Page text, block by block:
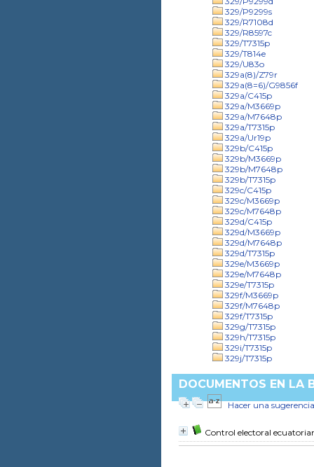
329/P9299s
329/R7108d
329/R8597c
329/T7315p
329/T814e
329/U83o
329a(8)/Z79r
329a(8=6)/G9856f
329a/C415p
329a/M3669p
329a/M7648p
329a/T7315p
329a/Ur19p
329b/C415p
329b/M3669p
329b/M7648p
329b/T7315p
329c/C415p
329c/M3669p
329c/M7648p
329d/C415p
329d/M3669p
329d/M7648p
329d/T7315p
329e/M3669p
329e/M7648p
329e/T7315p
329f/M3669p
329f/M7648p
329f/T7315p
329g/T7315p
329h/T7315p
329i/T7315p
329j/T7315p
DOCUMENTOS EN LA
Hacer una sugerencia
Control electoral